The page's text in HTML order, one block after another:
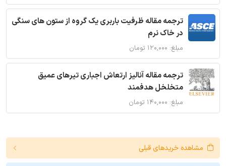
ترجمه مقاله ظرفیت باربری یک گروه از ستون های سنگی
در خاک نرم
مبلغ: ۱۲۰,۰۰۰ تومان
ترجمه مقاله آنالیز ارتعاش اجباری تیرهای عمیق
متخلخل هدفمند
مبلغ: ۱۴۰,۰۰۰ تومان
مشاهده خریدهای قبلی